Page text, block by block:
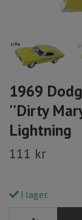
1969
''Dirty
Lightning
111 kr
I lager.